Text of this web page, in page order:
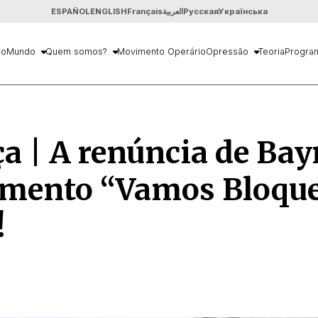
ESPAÑOLENGLISHFrançaisالعربيةРусскаяУкраїнська
Mundo Quem somos? Movimento OperárioOpressão Teoria
| A renúncia de
“Vamos